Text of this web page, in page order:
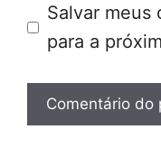
Salvar meus
para a